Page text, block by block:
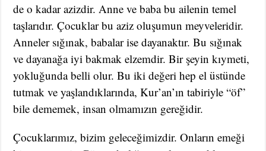
de o kadar azizdir. Anne ve baba bu ailenin temel
taşlarıdır. Çocuklar bu aziz oluşumun meyveleridir.
Anneler sığınak, babalar ise dayanaktır. Bu sığınak
ve dayanağa iyi bakmak elzemdir. Bir şeyin kıymeti,
yokluğunda belli olur. Bu iki değeri hep el üstünde
tutmak ve yaşlandıklarında, Kur’an’ın tabiriyle “öf”
bile dememek, insan olmamızın gereğidir.
Çocuklarımız, bizim geleceğimizdir. Onların emeği